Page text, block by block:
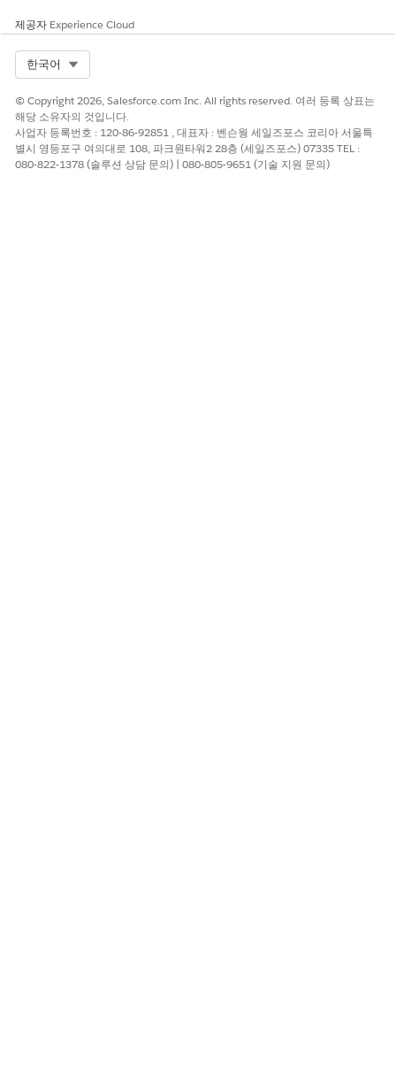
제공자 Experience Cloud
한국어
© Copyright 2026, Salesforce.com Inc. All rights reserved. 여러 등록 상표는
해당 소유자의 것입니다.
사업자 등록번호 : 120-86-92851 , 대표자 : 벤슨웡 세일즈포스 코리아 서울특
별시 영등포구 여의대로 108, 파크원타워2 28층 (세일즈포스) 07335 TEL :
080-822-1378 (솔루션 상담 문의) | 080-805-9651 (기술 지원 문의)